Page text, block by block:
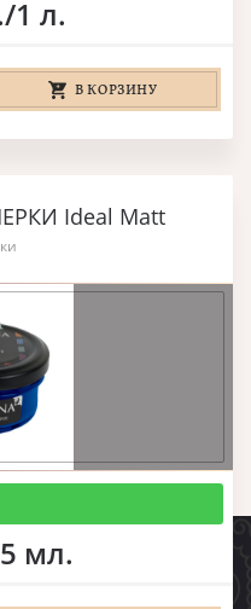
1 л.
В КОРЗИНУ
Ideal Matt
мл.